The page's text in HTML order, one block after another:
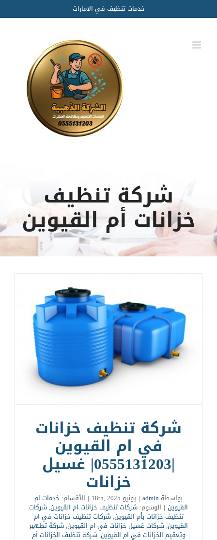
to
content
خدمات تنظيف في الامارات
شركة تنظيف
خزانات أم القيوين
شركة تنظيف خزانات
في ام القيوين
|0555131203| غسيل
خزانات
بواسطة admin
| يونيو 18th, 2025 | الأقسام: خدمات ام
القيوين | الوسوم: شركات تنظيف خزانات ام القيوين,شركات
تنظيف خزانات بأم القيوين,شركات تنظيف خزانات في ام
القيوين,شركات غسيل خزانات في ام القيوين,شركة تطهير
وتعقيم الخزانات في ام القيوين,شركة تنظيف الخزانات أم